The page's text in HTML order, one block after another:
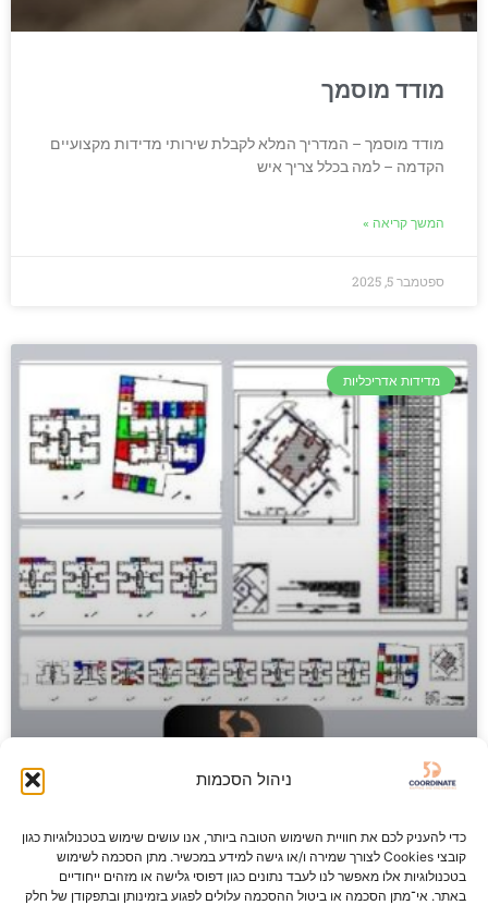
ניהול הסכמות
כדי להעניק לכם את חוויית השימוש הטובה ביותר, אנו עושים שימוש בטכנולוגיות כגון
קובצי Cookies לצורך שמירה ו/או גישה למידע במכשיר. מתן הסכמה לשימוש
בטכנולוגיות אלו מאפשר לנו לעבד נתונים כגון דפוסי גלישה או מזהים ייחודיים
באתר. אי־מתן הסכמה או ביטול ההסכמה עלולים לפגוע בזמינותן ובתפקודן של חלק
מודד מוסמך
מודד מוסמך – המדריך המלא לקבלת שירותי מדידות מקצועיים
הקדמה – למה בכלל צריך איש
המשך קריאה »
ספטמבר 5, 2025
מדידות אדריכליות
תשריט בית משותף